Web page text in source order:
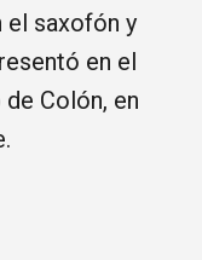
el saxofón y
en el
Colón, en